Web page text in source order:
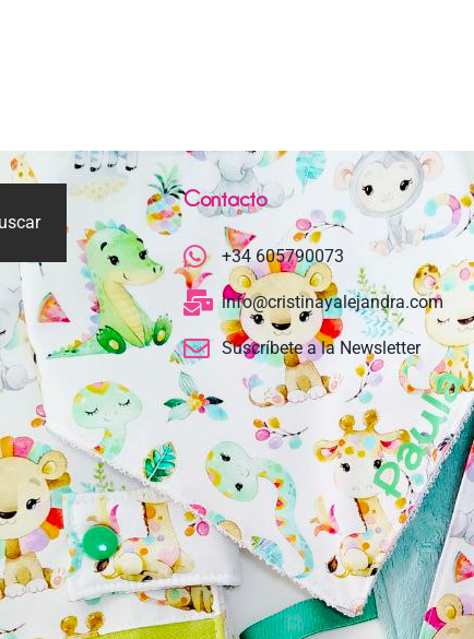
Contacto
+34 605790073
info@cristinayalejandra.com
Suscríbete a la Newsletter